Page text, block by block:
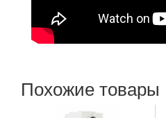
Похожие товары